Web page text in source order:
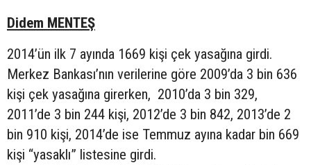
Didem MENTEŞ
2014’ün ilk 7 ayında 1669 kişi çek yasağına girdi.
Merkez Bankası’nın verilerine göre 2009’da 3 bin 636
kişi çek yasağına girerken, 2010’da 3 bin 329,
2011’de 3 bin 244 kişi, 2012’de 3 bin 842, 2013’de 2
bin 910 kişi, 2014’de ise Temmuz ayına kadar bin 669
kişi “yasaklı” listesine girdi.